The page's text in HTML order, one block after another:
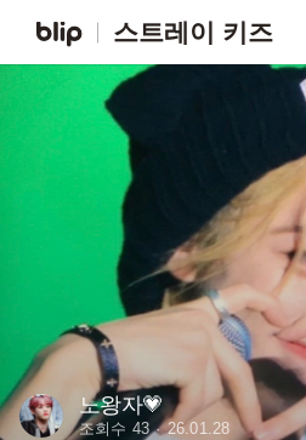
스트레이 키즈
노왕자💗
조회수 43 26.01.28